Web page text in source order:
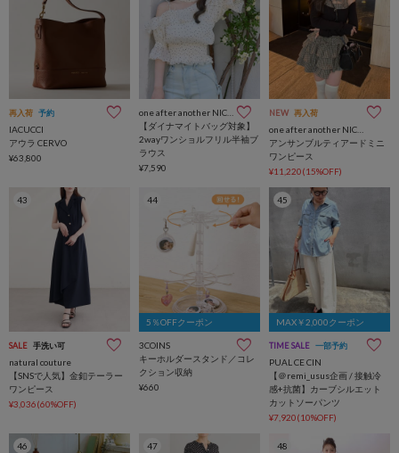
再入荷 予約
IACUCCI
アウラ CERVO
¥63,800
【ダイナマイトバッグ対象】
2wayワンショルフリル半袖ブ
ラウス
¥7,590
NEW 再入荷
アンサンブルティアードミニ
ワンピース
¥11,220(15%OFF)
43
SALE 手洗い可
natural couture
【SNSで人気】金釦テーラー
ワンピース
¥3,036(60%OFF)
44
5％OFFクーポン
3COINS
キーホルダースタンド／コレ
クション収納
¥660
45
MAX￥2,000クーポン
TIME SALE 一部予約
PUAL CE CIN
【＠remi_usus企画 / 接触冷
感+抗菌】カーブシルエット
カットソーパンツ
¥7,920(10%OFF)
46 47 48